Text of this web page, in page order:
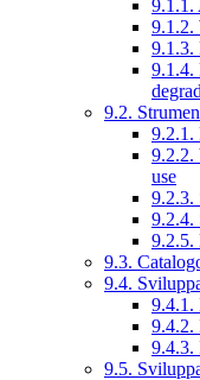
9.1.1.
9.1.2.
9.1.3.
9.1.4.
9.2.
9.2.1.
9.2.2.
use
9.2.3.
9.2.4.
9.2.5.
9.3.
9.4.
9.4.1.
9.4.2.
9.4.3.
9.5.